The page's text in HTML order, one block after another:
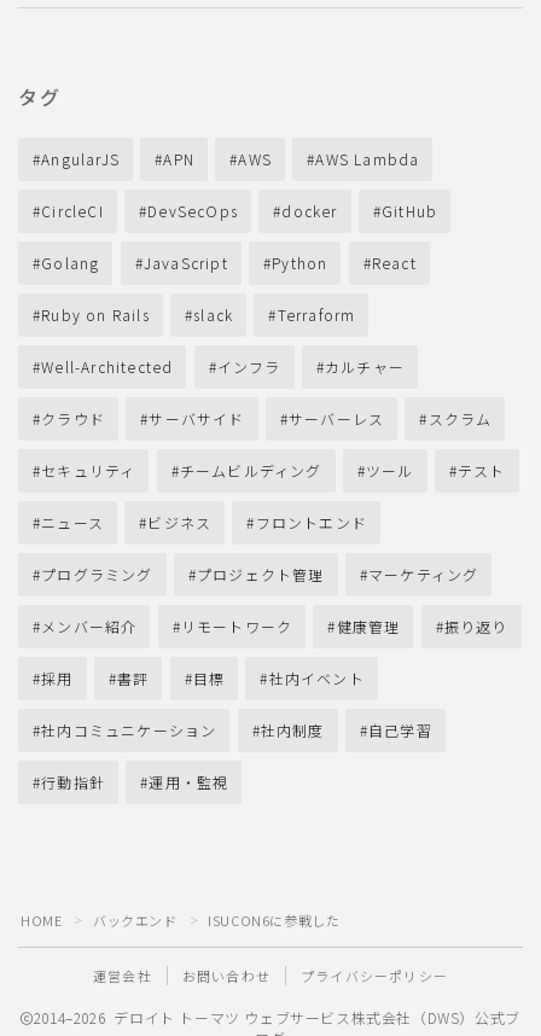
タグ
AngularJS APN AWS AWS Lambda
CircleCI DevSecOps docker GitHub
Golang JavaScript Python React
Ruby on Rails slack Terraform
Well-Architected インフラ カルチャー
クラウド サーバサイド サーバーレス スクラム
セキュリティ チームビルディング ツール テスト
ニュース ビジネス フロントエンド
プログラミング プロジェクト管理 マーケティング
メンバー紹介 リモートワーク 健康管理 振り返り
採用 書評 目標 社内イベント
社内コミュニケーション 社内制度 自己学習
行動指針 運用・監視
HOME ＞ バックエンド ＞ ISUCON6に参戦した
運営会社 お問い合わせ プライバシーポリシー
2014–2026 デロイト トーマツ ウェブサービス株式会社（DWS）公式ブ